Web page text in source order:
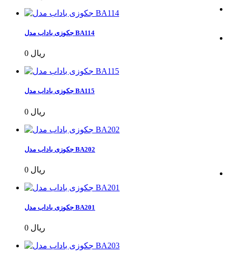
جکوزی باداب مدل BA114
0 ریال
جکوزی باداب مدل BA115
0 ریال
جکوزی باداب مدل BA202
0 ریال
جکوزی باداب مدل BA201
0 ریال